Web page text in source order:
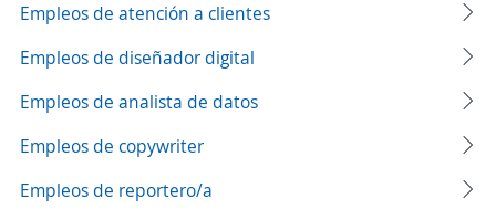
Empleos de atención a clientes
Empleos de diseñador digital
Empleos de analista de datos
Empleos de copywriter
Empleos de reportero/a